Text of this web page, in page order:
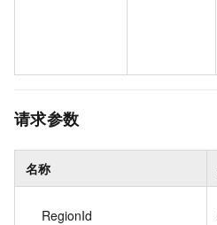
请求参数
名称
RegionId